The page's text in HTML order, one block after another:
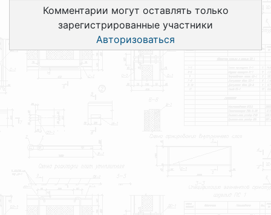
Комментарии могут оставлять только
зарегистрированные участники
Авторизоваться